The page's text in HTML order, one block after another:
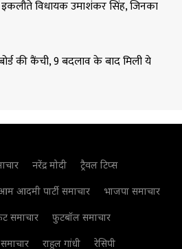
विधायक उमाशंकर सिंह, जिनका
की कैंची, 9 बदलाव के बाद मिली ये
नरेंद्र मोदी
ट्रैवल टिप्स
आदमी पार्टी समाचार
भाजपा समाचार
समाचार
फुटबॉल समाचार
राहुल गांधी रेसिपी